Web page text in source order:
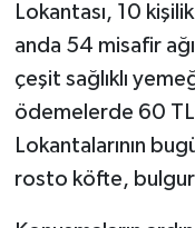
Lokantası, 10
anda 54 misafir
çeşit sağlıklı
ödemelerde 60
Lokantalarının
rosto köfte, bulgur